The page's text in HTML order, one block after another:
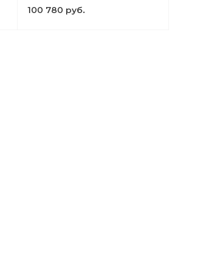
100 780 руб.